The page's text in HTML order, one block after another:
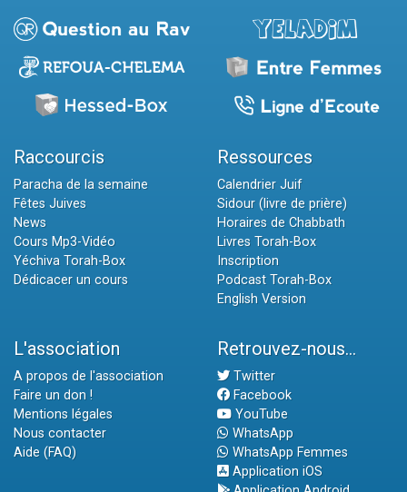
Raccourcis
Paracha de la semaine
Fêtes Juives
News
Cours Mp3-Vidéo
Yéchiva Torah-Box
Dédicacer un cours
Ressources
Calendrier Juif
Sidour (livre de prière)
Horaires de Chabbath
Livres Torah-Box
Inscription
Podcast Torah-Box
English Version
L'association
A propos de l'association
Faire un don !
Mentions légales
Nous contacter
Aide (FAQ)
Retrouvez-nous...
Twitter
Facebook
YouTube
WhatsApp
WhatsApp Femmes
Application iOS